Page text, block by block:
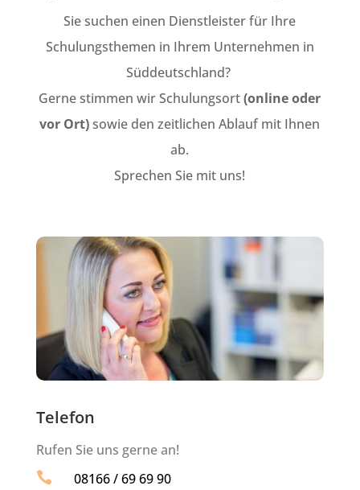
Sie suchen einen Dienstleister für Ihre
Schulungsthemen in Ihrem Unternehmen in
Süddeutschland?
Gerne stimmen wir Schulungsort(online oder
vor Ort)sowie den zeitlichen Ablauf mit Ihnen
ab.
Sprechen Sie mit uns!
Telefon
Rufen Sie uns gerne an!
 08166 / 69 69 90